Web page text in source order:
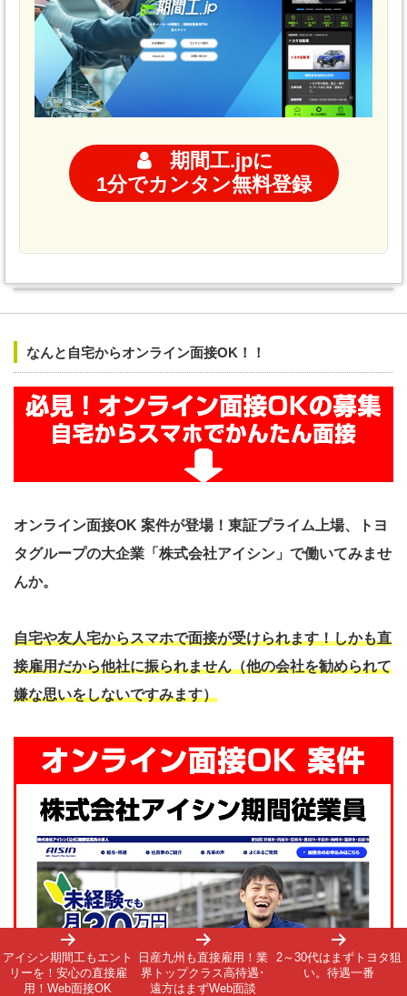
期間工.jpに
1分でカンタン無料登録
アイシン期間工もエント
リーを！安心の直接雇
用！Web面接OK
日産九州も直接雇用！業
界トップクラス高待遇･
遠方はまずWeb面談
2～30代はまずトヨタ狙
い。待遇一番
なんと自宅からオンライン面接OK！！
オンライン面接OK 案件が登場！東証プライム上場、トヨ
タグループの大企業「株式会社アイシン」で働いてみませ
んか。
自宅や友人宅からスマホで面接が受けられます！しかも直
接雇用だから他社に振られません（他の会社を勧められて
嫌な思いをしないですみます）